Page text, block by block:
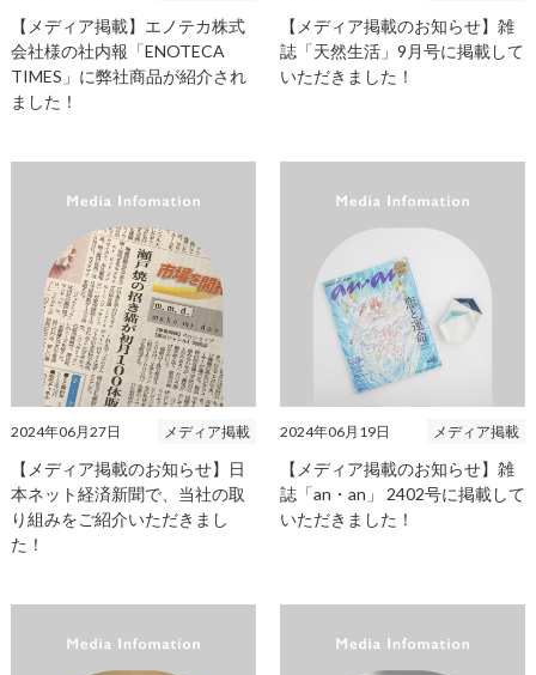
【メディア掲載】エノテカ株式
会社様の社内報「ENOTECA
TIMES」に弊社商品が紹介され
ました！
【メディア掲載のお知らせ】雑
誌「天然生活」9月号に掲載して
いただきました！
2024年06月27日 メディア掲載
【メディア掲載のお知らせ】日
本ネット経済新聞で、当社の取
り組みをご紹介いただきまし
た！
2024年06月19日 メディア掲載
【メディア掲載のお知らせ】雑
誌「an・an」 2402号に掲載して
いただきました！